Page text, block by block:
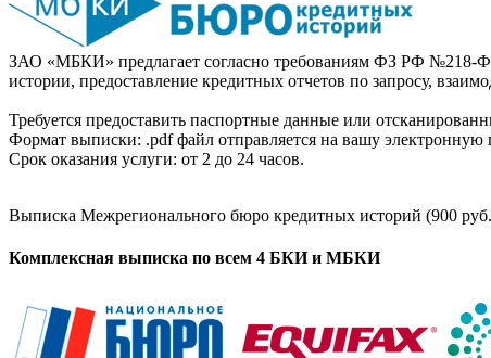
ЗАО «МБКИ» предлагает согласно требованиям ФЗ РФ №218-
истории, предоставление кредитных отчетов по запросу,
Требуется предоставить паспортные данные или
Формат выписки: .pdf файл отправляется на вашу электронную
Срок оказания услуги: от 2 до 24 часов.
Выписка Межрегионального бюро кредитных историй (900
Комплексная выписка по всем 4 БКИ и МБКИ